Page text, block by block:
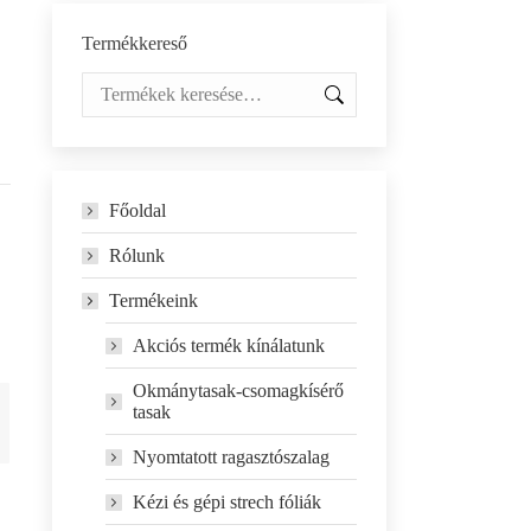
Termékkereső
Főoldal
Rólunk
Termékeink
Akciós termék kínálatunk
Okmánytasak-csomagkísérő
tasak
Nyomtatott ragasztószalag
Kézi és gépi strech fóliák